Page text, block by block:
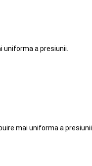
a presiunii.
mai uniforma a presiunii.